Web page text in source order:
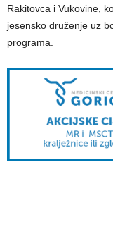
Rakitovca i Vukovine,
jesensko druženje uz
programa.